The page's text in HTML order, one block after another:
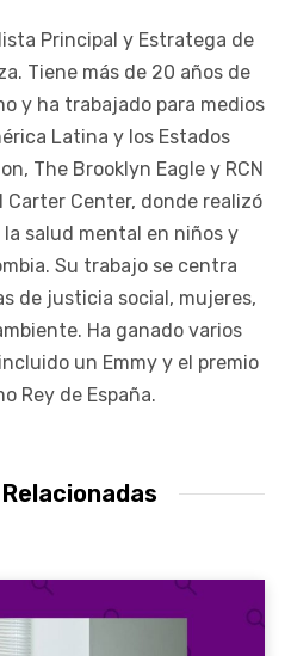
Principal y Estratega de
Tiene más de 20 años de
y ha trabajado para medios
Latina y los Estados
The Brooklyn Eagle y RCN
Carter Center, donde realizó
salud mental en niños y
Su trabajo se centra
de justicia social, mujeres,
Ha ganado varios
un Emmy y el premio
Rey de España.